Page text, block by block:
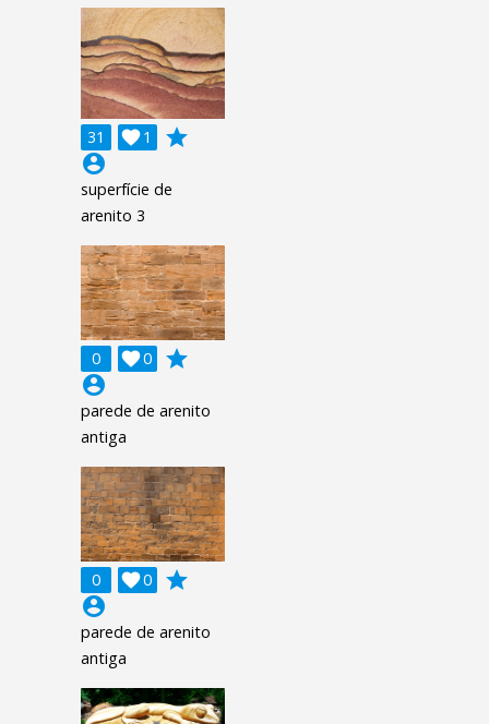
31 1

grade
account_circle
superfície de
arenito 3
0 0

grade
account_circle
parede de arenito
antiga
0 0

grade
account_circle
parede de arenito
antiga